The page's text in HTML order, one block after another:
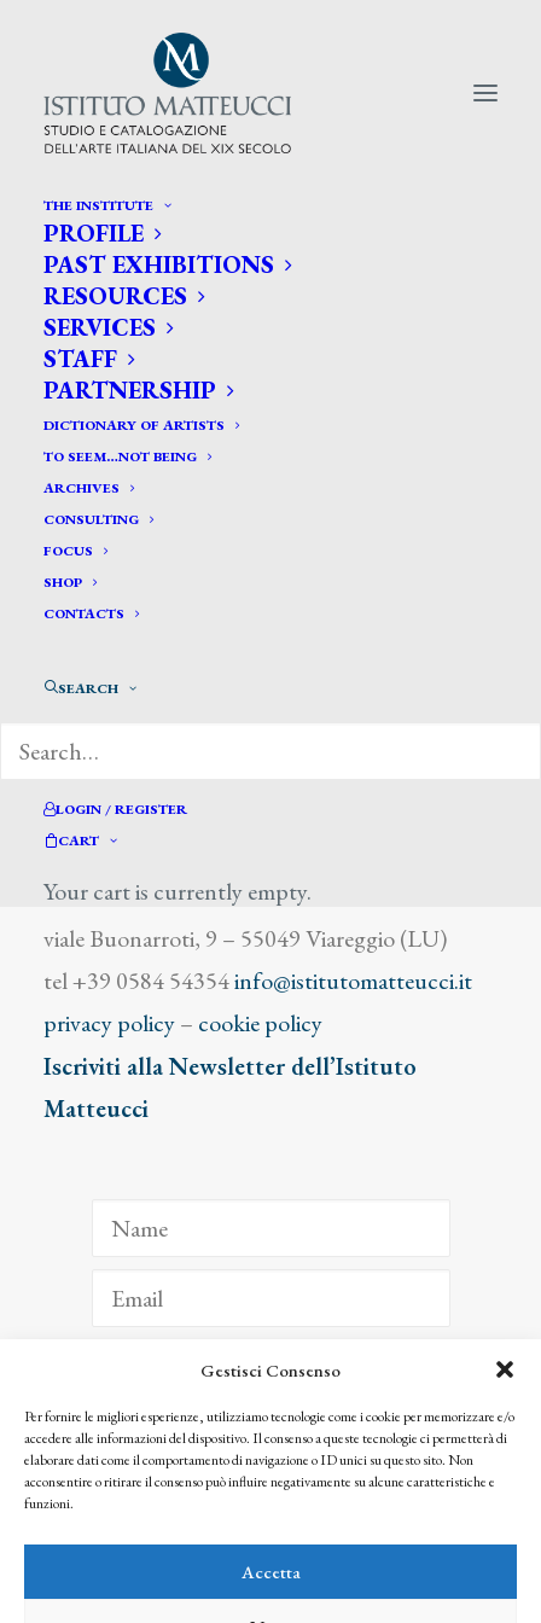
Gestisci Consenso
Per fornire le migliori esperienze, utilizziamo tecnologie come i cookie per memorizzare e/o
accedere alle informazioni del dispositivo. Il consenso a queste tecnologie ci permetterà di
elaborare dati come il comportamento di navigazione o ID unici su questo sito. Non
acconsentire o ritirare il consenso può influire negativamente su alcune caratteristiche e
funzioni.
Accetta
THE INSTITUTE
PROFILE
PAST EXHIBITIONS
RESOURCES
SERVICES
STAFF
PARTNERSHIP
DICTIONARY OF ARTISTS
TO SEEM…NOT BEING
ARCHIVES
CONSULTING
FOCUS
SHOP
CONTACTS
SEARCH
LOGIN / REGISTER
CART
Your cart is currently empty.
CERCA TRA GLI ARTISTI:
Search
for:
Lambery
Istituto Matteucci
viale Buonarroti, 9 – 55049 Viareggio (LU)
tel +39 0584 54354info@istitutomatteucci.it
privacy policy– cookie policy
Iscriviti alla Newsletter dell’Istituto
Matteucci
ISCRIVITI
Facendo clic per iscriverti, riconosci che le tue informazioni saranno trattate
seguendo la nostra Privacy Policy
© 2025 Istituto Matteucci. All right reserved
l’autorizzazione scritta dei proprietari dei diritti e dell’Istituto Matteucci